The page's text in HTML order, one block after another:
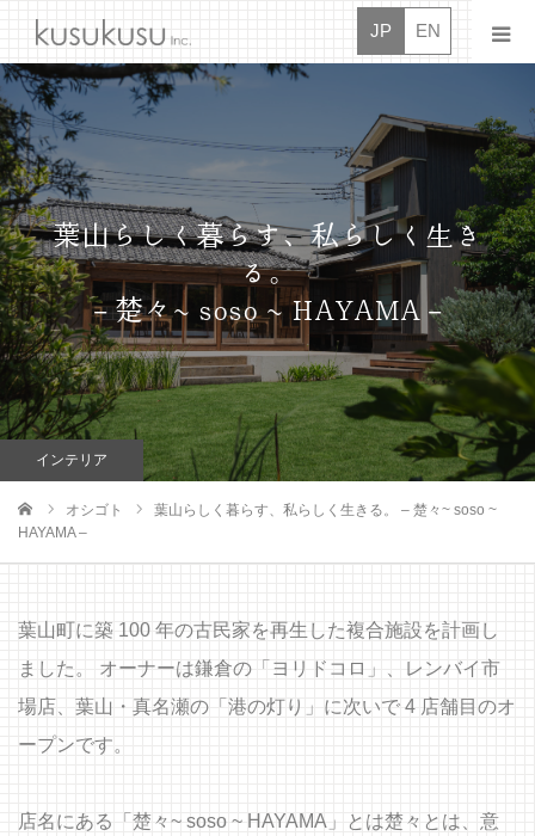
JP EN
葉山らしく暮らす、私らしく生き
る。
– 楚々~ soso ~ HAYAMA –
インテリア
オシゴト
葉山らしく暮らす、私らしく生きる。 – 楚々~ soso ~
HAYAMA –
葉山町に築 100 年の古民家を再生した複合施設を計画し
ました。 オーナーは鎌倉の「ヨリドコロ」、レンバイ市
場店、葉山・真名瀬の「港の灯り」に次いで 4 店舗目のオ
ープンです。
店名にある「楚々~ soso ~ HAYAMA」とは楚々とは、意
ニュース
クスクス
オシゴト
ドウガ
タイダン
ボシュウ
コンタクト